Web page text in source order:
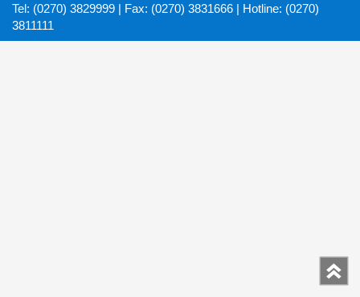
Tel: (0270) 3829999 | Fax: (0270) 3831666 | Hotline: (0270)
3811111